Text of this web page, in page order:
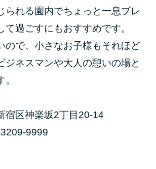
られる園内でちょっと一息ブレ
て過ごすにもおすすめです。
ので、小さなお子様もそれほど
ジネスマンや大人の憩いの場と
区神楽坂2丁目20-14
9999